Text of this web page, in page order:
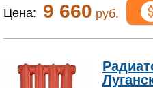
Цена: 9 660 руб.